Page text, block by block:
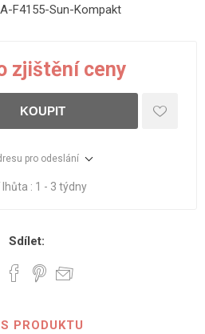
F4155-Sun-Kompakt
zjištění ceny
KOUPIT
pro odeslání
: 1 - 3 týdny
Sdílet:
PRODUKTU